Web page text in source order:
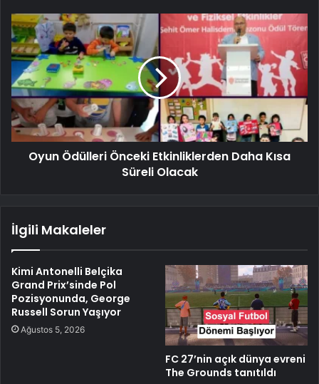
Oyun Ödülleri Önceki Etkinliklerden Daha Kısa
Süreli Olacak
İlgili Makaleler
Kimi Antonelli Belçika
Grand Prix’sinde Pol
Pozisyonunda, George
Russell Sorun Yaşıyor
Ağustos 5, 2026
FC 27’nin açık dünya evreni
The Grounds tanıtıldı